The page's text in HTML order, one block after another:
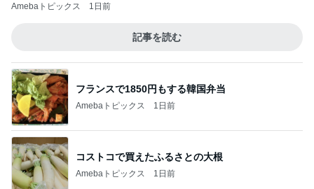
Amebaトピックス 1日前
記事を読む
フランスで1850円もする韓国弁当
Amebaトピックス 1日前
コストコで買えたふるさとの大根
Amebaトピックス 1日前